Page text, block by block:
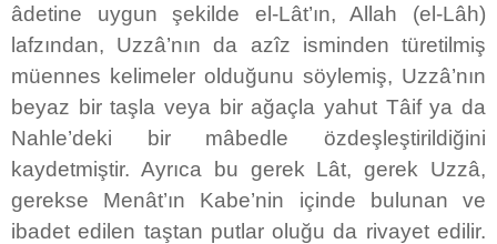
âdetine uygun şekilde el-Lât’ın, Allah (el-Lâh)
lafzından, Uzzâ’nın da azîz isminden türetilmiş
müennes kelimeler olduğunu söylemiş, Uzzâ’nın
beyaz bir taşla veya bir ağaçla yahut Tâif ya da
Nahle’deki bir mâbedle özdeşleştirildiğini
kaydetmiştir. Ayrıca bu gerek Lât, gerek Uzzâ,
gerekse Menât’ın Kabe’nin içinde bulunan ve
ibadet edilen taştan putlar oluğu da rivayet edilir.